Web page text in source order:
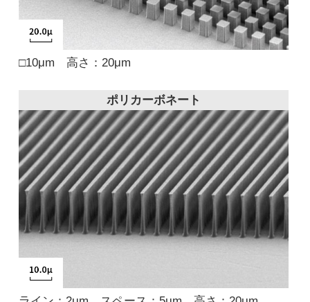
□10μm 高さ：20μm
ポリカーボネート